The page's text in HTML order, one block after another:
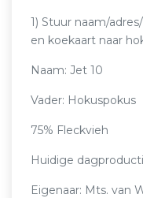
1) Stuur naam/
en koekaart naar
Naam: Jet 10
Vader: Hokuspokus
75% Fleckvieh
Huidige
Eigenaar: Mts. van